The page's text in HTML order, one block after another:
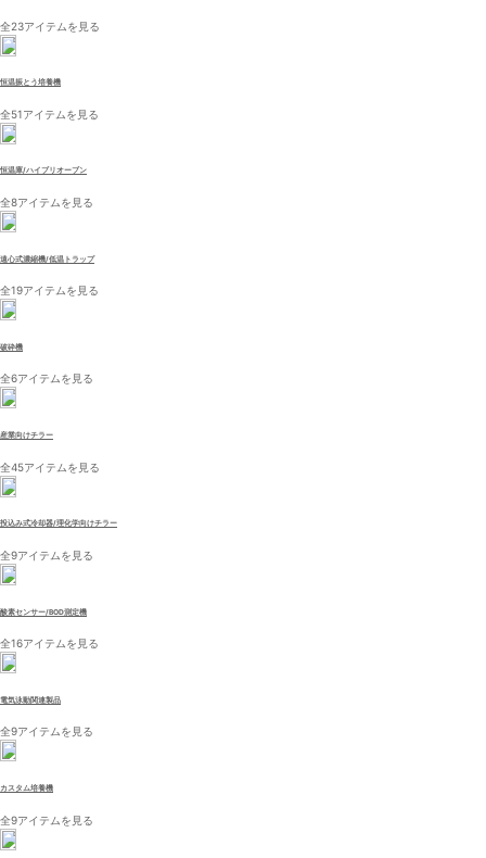
全23アイテムを見る
恒温振とう培養機
全51アイテムを見る
恒温庫/ハイブリオーブン
全8アイテムを見る
遠心式濃縮機/低温トラップ
全19アイテムを見る
破砕機
全6アイテムを見る
産業向けチラー
全45アイテムを見る
投込み式冷却器/理化学向けチラー
全9アイテムを見る
酸素センサー/BOD測定機
全16アイテムを見る
電気泳動関連製品
全9アイテムを見る
カスタム培養機
全9アイテムを見る